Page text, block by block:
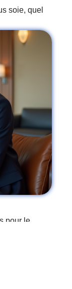
soie, quel
pour le